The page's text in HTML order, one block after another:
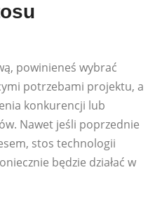
powinieneś wybrać
potrzebami projektu, a
konkurencji lub
Nawet jeśli poprzednie
stos technologii
będzie działać w